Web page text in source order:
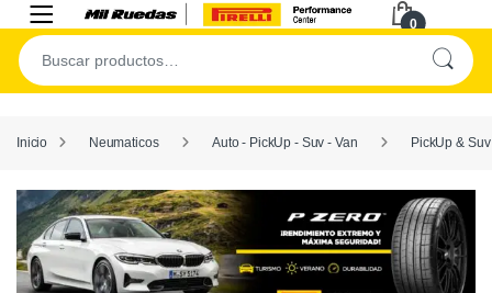
0
Inicio Neumaticos Auto - PickUp - Suv - Van PickUp & Suv